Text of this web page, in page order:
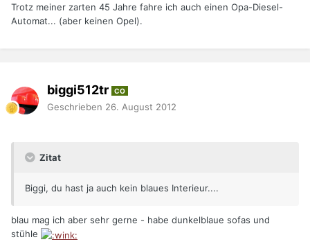
Trotz meiner zarten 45 Jahre fahre ich auch einen Opa-Diesel-
Automat... (aber keinen Opel).
biggi512tr CO
Geschrieben 26. August 2012
Zitat
Biggi, du hast ja auch kein blaues Interieur....
blau mag ich aber sehr gerne - habe dunkelblaue sofas und
stühle